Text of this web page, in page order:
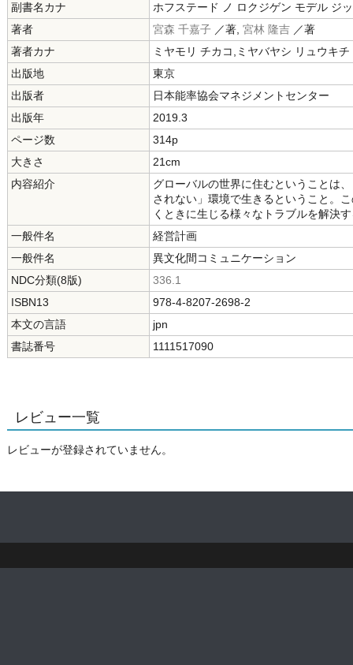
副書名カナ
ホフステード ノ ロクジゲン モデル ジ
著者
宮森 千嘉子 ／著, 宮林 隆吉 ／著
著者カナ
ミヤモリ チカコ,ミヤバヤシ リュウキチ
出版地
東京
出版者
日本能率協会マネジメントセンター
出版年
2019.3
ページ数
314p
大きさ
21cm
内容紹介
グローバルの世界に住むということは
されない」環境で生きるということ。
くときに生じる様々なトラブルを解決
一般件名
経営計画
一般件名
異文化間コミュニケーション
NDC分類(8版)
336.1
ISBN13
978-4-8207-2698-2
本文の言語
jpn
書誌番号
1111517090
レビュー一覧
レビューが登録されていません。